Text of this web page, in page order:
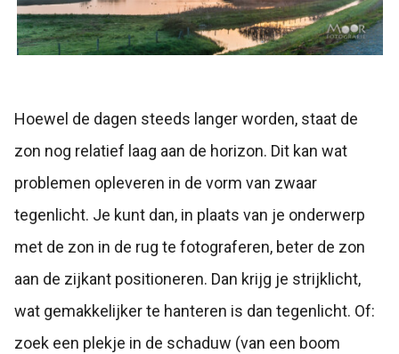
Hoewel de dagen steeds langer worden, staat de
zon nog relatief laag aan de horizon. Dit kan wat
problemen opleveren in de vorm van zwaar
tegenlicht. Je kunt dan, in plaats van je onderwerp
met de zon in de rug te fotograferen, beter de zon
aan de zijkant positioneren. Dan krijg je strijklicht,
wat gemakkelijker te hanteren is dan tegenlicht. Of:
zoek een plekje in de schaduw (van een boom